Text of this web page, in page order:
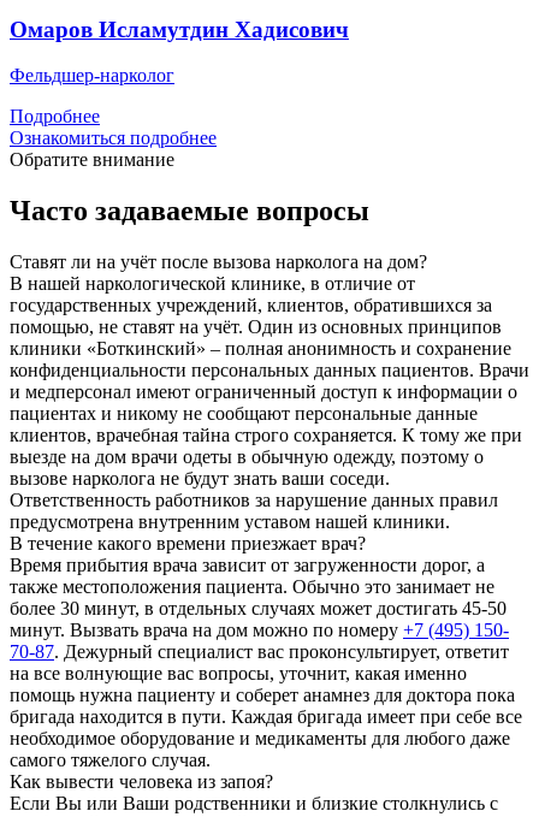
Омаров Исламутдин Хадисович
Фельдшер-нарколог
Подробнее
Ознакомиться подробнее
Обратите внимание
Часто задаваемые вопросы
Ставят ли на учёт после вызова нарколога на дом?
В нашей наркологической клинике, в отличие от
государственных учреждений, клиентов, обратившихся за
помощью, не ставят на учёт. Один из основных принципов
клиники «Боткинский» – полная анонимность и сохранение
конфиденциальности персональных данных пациентов. Врачи
и медперсонал имеют ограниченный доступ к информации о
пациентах и никому не сообщают персональные данные
клиентов, врачебная тайна строго сохраняется. К тому же при
выезде на дом врачи одеты в обычную одежду, поэтому о
вызове нарколога не будут знать ваши соседи.
Ответственность работников за нарушение данных правил
предусмотрена внутренним уставом нашей клиники.
В течение какого времени приезжает врач?
Время прибытия врача зависит от загруженности дорог, а
также местоположения пациента. Обычно это занимает не
более 30 минут, в отдельных случаях может достигать 45-50
минут. Вызвать врача на дом можно по номеру +7 (495) 150-
70-87. Дежурный специалист вас проконсультирует, ответит
на все волнующие вас вопросы, уточнит, какая именно
помощь нужна пациенту и соберет анамнез для доктора пока
бригада находится в пути. Каждая бригада имеет при себе все
необходимое оборудование и медикаменты для любого даже
самого тяжелого случая.
Как вывести человека из запоя?
Если Вы или Ваши родственники и близкие столкнулись с